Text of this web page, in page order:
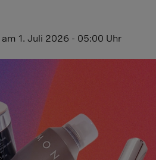
am 1. Juli 2026 - 05:00 Uhr